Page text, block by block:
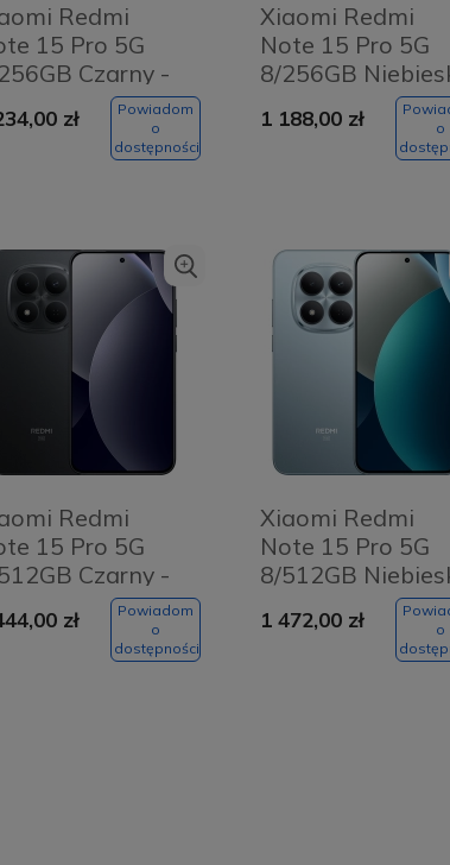
Redmi
15 Pro 5G
Czarny -
zł
Powiadom
o
dostępności
Xiaomi Redmi
Note 15 Pro 5G
8/256GB
- Glacier Blue
1 188,00 zł
o
Redmi
15 Pro 5G
Czarny -
zł
Powiadom
o
dostępności
Xiaomi Redmi
Note 15 Pro 5G
8/512GB
- Glacier Blue
1 472,00 zł
o